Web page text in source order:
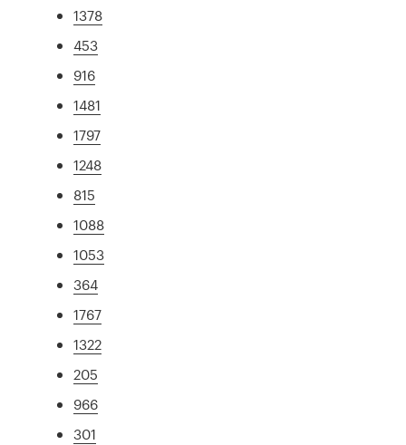
1378
453
916
1481
1797
1248
815
1088
1053
364
1767
1322
205
966
301